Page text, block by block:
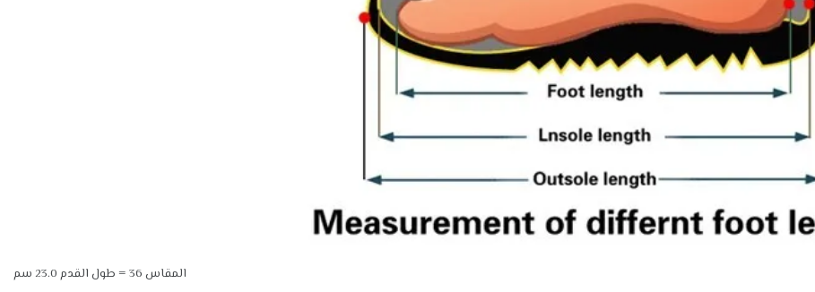
المقاس 36 = طول القدم 23.0 سم